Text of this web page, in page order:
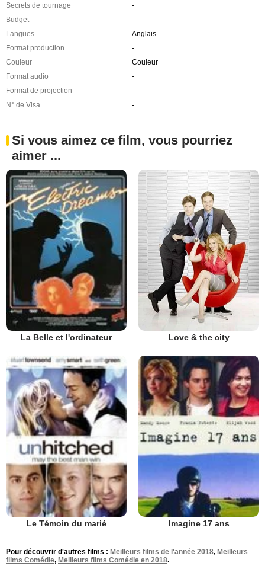
Secrets de tournage
-
Budget
-
Langues
Anglais
Format production
-
Couleur
Couleur
Format audio
-
Format de projection
-
N° de Visa
-
Si vous aimez ce film, vous pourriez
aimer ...
La Belle et l'ordinateur Love & the city
Le Témoin du marié Imagine 17 ans
Pour découvrir d'autres films : Meilleurs films de l'année 2018, Meilleurs
films Comédie, Meilleurs films Comédie en 2018.